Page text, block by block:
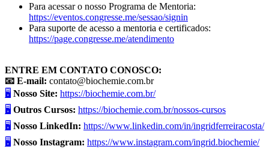
Para acessar o nosso Programa de Mentoria:
https://eventos.congresse.me/sessao/signin
Para suporte de acesso a mentoria e certificados:
https://page.congresse.me/atendimento
ENTRE EM CONTATO CONOSCO:
📧 E-mail: contato@biochemie.com.br
🖥️ Nosso Site: https://biochemie.com.br/
🖥️ Outros Cursos: https://biochemie.com.br/nossos-cursos
🖥️ Nosso LinkedIn: https://www.linkedin.com/in/ingridferreiracosta/
🖥️ Nosso Instagram: https://www.instagram.com/ingrid.biochemie/